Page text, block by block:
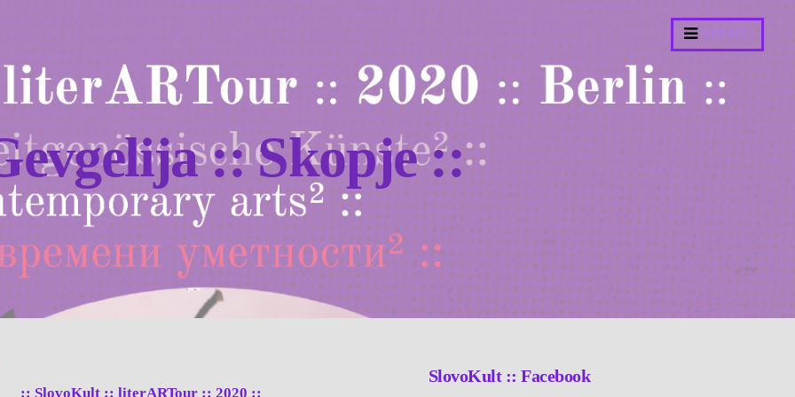
MENU
:: Skopje ::
:: SlovoKult :: literARTour :: 2020 ::
SlovoKult :: Facebook